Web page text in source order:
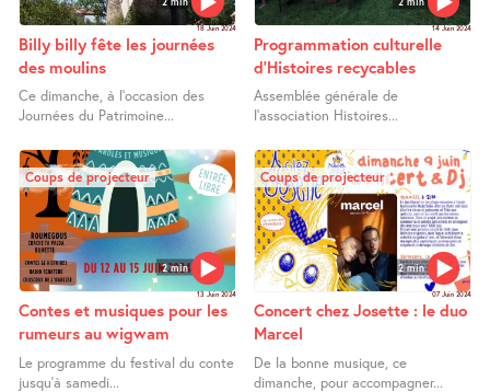
18 Juin 2024
Billy billy fête les journées
des moulins
Ce dimanche, à l’occasion des
Journées du Patrimoine...
14 Juin 2024
Programmation culturelle
d’Histoires recycables
Assemblée générale de
l’association Histoires...
2 min
Coups de projecteur
13 Juin 2024
Contes et musiques pour les
rumeurs au wigwam
Le programme du festival du conte
jusqu’à samedi...
2 min
Coups de projecteur
07 Juin 2024
Concert chez Josette : le duo
Marcel
De la bonne musique, ce
dimanche, pour accompagner...